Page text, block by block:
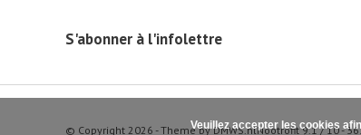
S'abonner à l'infolettre
© Copyright 2026 - Theme byDMWS.nlNootrofit 9.1/10 -
Veuillez accepter les cookies